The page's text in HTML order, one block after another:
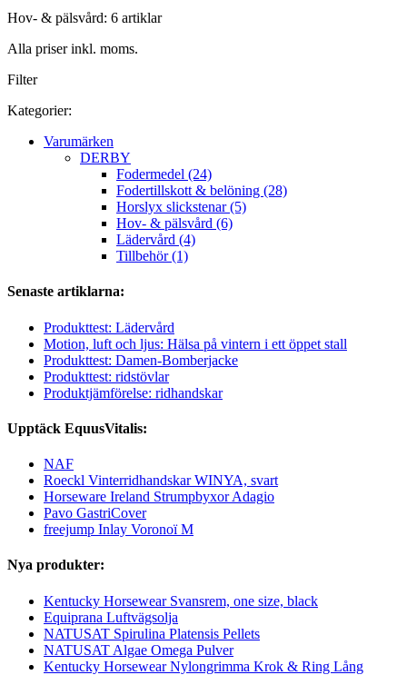
Hov- & pälsvård: 6 artiklar
Alla priser inkl. moms.
Filter
Kategorier:
Varumärken
DERBY
Fodermedel (24)
Fodertillskott & belöning (28)
Horslyx slickstenar (5)
Hov- & pälsvård (6)
Lädervård (4)
Tillbehör (1)
Senaste artiklarna:
Produkttest: Lädervård
Motion, luft och ljus: Hälsa på vintern i ett öppet stall
Produkttest: Damen-Bomberjacke
Produkttest: ridstövlar
Produktjämförelse: ridhandskar
Upptäck EquusVitalis:
NAF
Roeckl Vinterridhandskar WINYA, svart
Horseware Ireland Strumpbyxor Adagio
Pavo GastriCover
freejump Inlay Voronoï M
Nya produkter:
Kentucky Horsewear Svansrem, one size, black
Equiprana Luftvägsolja
NATUSAT Spirulina Platensis Pellets
NATUSAT Algae Omega Pulver
Kentucky Horsewear Nylongrimma Krok & Ring Lång